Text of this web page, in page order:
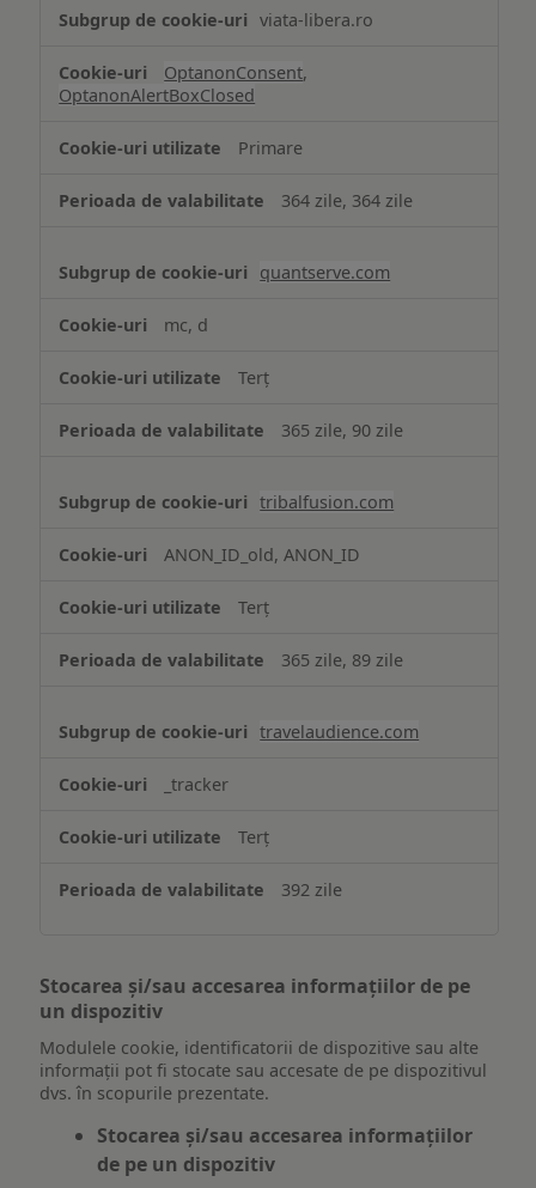
viata-libera.ro
OptanonConsent,
OptanonAlertBoxClosed
Primare
364 zile, 364 zile
quantserve.com
mc, d
Terț
365 zile, 90 zile
tribalfusion.com
ANON_ID_old, ANON_ID
Terț
365 zile, 89 zile
travelaudience.com
_tracker
Terț
392 zile
Stocarea și/sau accesarea informațiilor de pe
un dispozitiv
Modulele cookie, identificatorii de dispozitive sau alte
informații pot fi stocate sau accesate de pe dispozitivul
dvs. în scopurile prezentate.
Stocarea și/sau accesarea informațiilor
de pe un dispozitiv